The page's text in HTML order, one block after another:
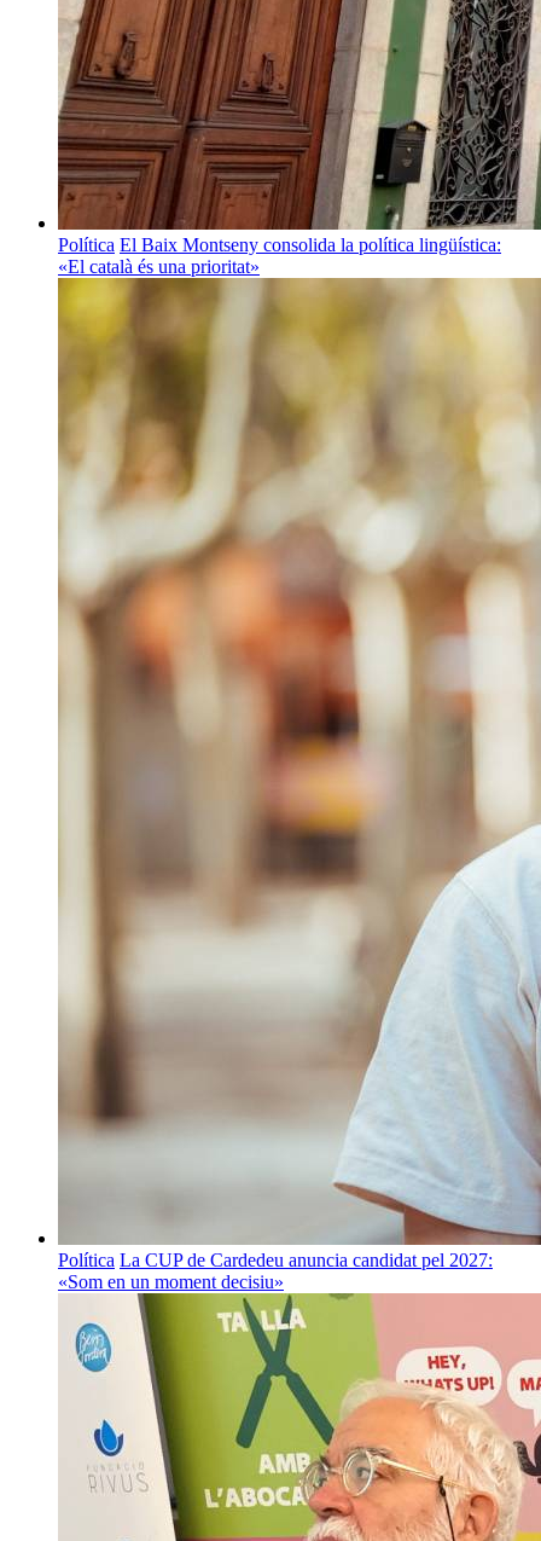
Política El Baix Montseny consolida la política lingüística:
«El català és una prioritat»
Política La CUP de Cardedeu anuncia candidat pel 2027:
«Som en un moment decisiu»